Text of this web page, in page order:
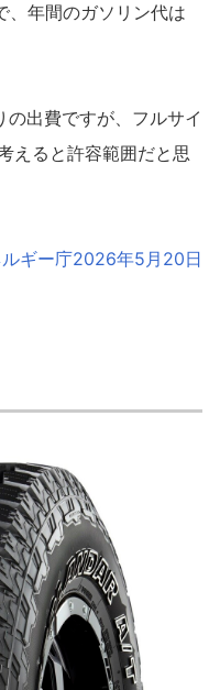
、年間のガソリン代は
出費ですが、フルサイ
えると許容範囲だと思
ギー庁2026年5月20日